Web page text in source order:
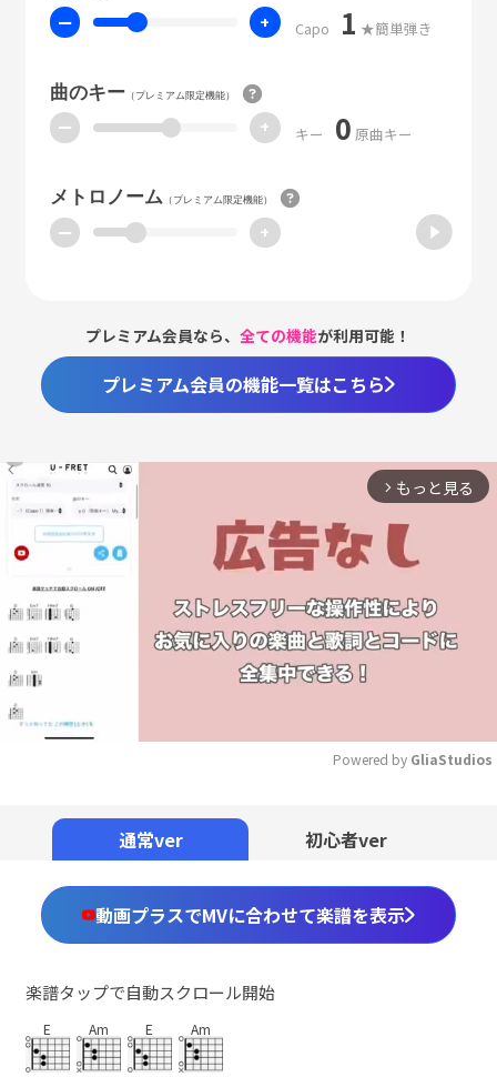
ー + Capo 1 ★簡単弾き
曲のキー（プレミアム限定機能）
ー + キー 0 原曲キー
メトロノーム（プレミアム限定機能）
ー +
プレミアム会員なら、全ての機能が利用可能！
プレミアム会員の機能一覧はこちら
arrow_forward_ios もっと見る
Powered by GliaStudios
通常ver 初心者ver
動画プラスでMVに合わせて楽譜を表示
楽譜タップで自動スクロール開始
E Am E Am